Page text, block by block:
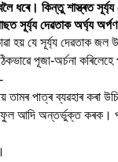
ধৰে। কিন্তু শাস্ত্ৰত
সূৰ্য্য দেৱতাক অৰ্ঘ্য
হয় যে সূৰ্য্য দেৱতাক জল
পূজা-অৰ্চনা
পাত্ৰ ব্যৱহাৰ কৰা
আদি অন্তৰ্ভুক্ত কৰক। পূৰ্ণ